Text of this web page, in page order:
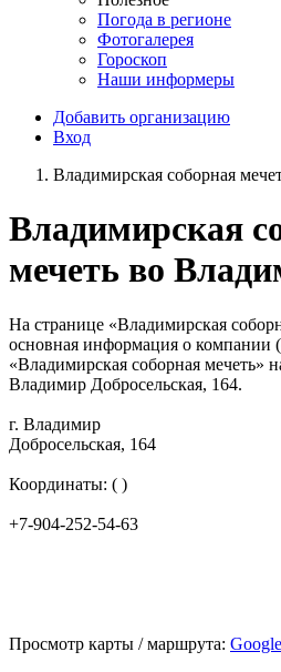
Погода в регионе
Фотогалерея
Гороскоп
Наши информеры
Добавить организацию
Вход
Владимирская соборная
Владимирская
мечеть во
На странице «Владимирская
основная информация о компании
«Владимирская соборная мечеть»
Владимир Добросельская, 164.
г. Владимир
Добросельская, 164
Координаты: ( )
+7-904-252-54-63
Просмотр карты / маршрута: